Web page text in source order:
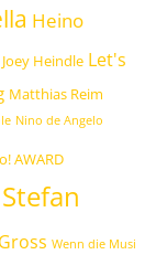
Heino
Joey Heindle Let's
Matthias Reim
Nino de Angelo
AWARD
Stefan
Wenn die Musi